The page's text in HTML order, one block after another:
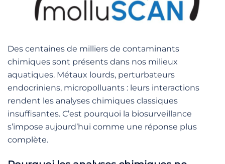
Des centaines de milliers de contaminants
chimiques sont présents dans nos milieux
aquatiques. Métaux lourds, perturbateurs
endocriniens, micropolluants : leurs interactions
rendent les analyses chimiques classiques
insuffisantes. C’est pourquoi la biosurveillance
s’impose aujourd’hui comme une réponse plus
complète.